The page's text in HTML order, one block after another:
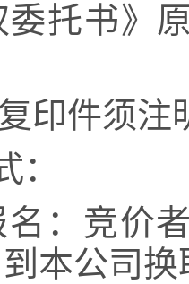
委托书》
印件须注
：
名：竞价
本公司